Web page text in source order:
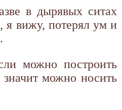
в дырявых ситах
я вижу, потерял ум и
можно построить
значит можно носить